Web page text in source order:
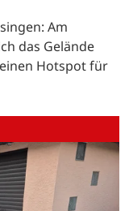
Am
das Gelände
Hotspot für